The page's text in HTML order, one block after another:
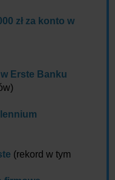
zł za konto w
Erste Banku
(rekord w tym